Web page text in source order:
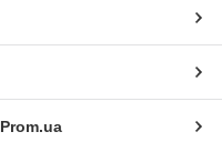
Prom.ua